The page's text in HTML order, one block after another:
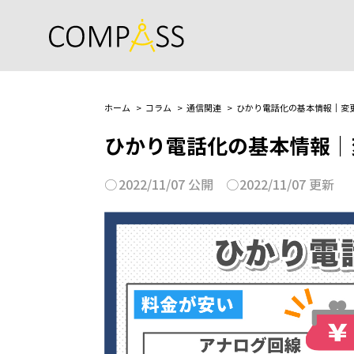
ホーム コラム 通信関連 ひかり電話化の基本情報｜変
ひかり電話化の基本情報
2022/11/07 公開 2022/11/07 更新